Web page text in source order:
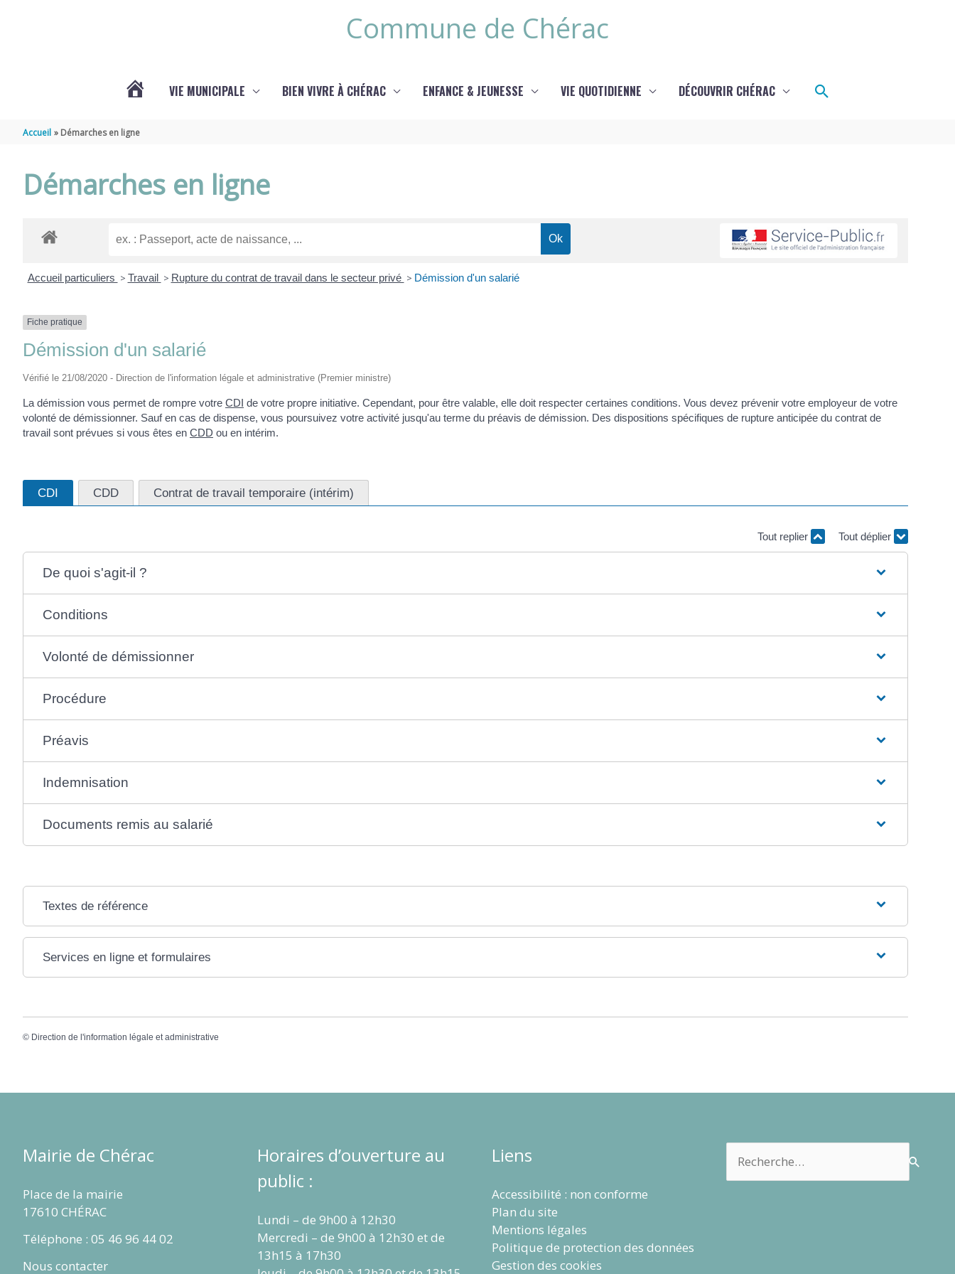
Commune de Chérac
VIE MUNICIPALE BIEN VIVRE À CHÉRAC ENFANCE & JEUNESSE VIE QUOTIDIENNE DÉCOUVRIR CHÉRAC Rechercher
Accueil Démarches en ligne
Démarches en ligne
Accueil particuliers > Travail > Rupture du contrat de travail dans le secteur privé > Démission d'un salarié
Fiche pratique
Démission d'un salarié
Vérifié le 21/08/2020 - Direction de l'information légale et administrative (Premier ministre)
La démission vous permet de rompre votre CDI de votre propre initiative. Cependant, pour être valable, elle doit respecter certaines conditions. Vous devez prévenir votre employeur de votre
volonté de démissionner. Sauf en cas de dispense, vous poursuivez votre activité jusqu'au terme du préavis de démission. Des dispositions spécifiques de rupture anticipée du contrat de
travail sont prévues si vous êtes en CDD ou en intérim.
CDI CDD Contrat de travail temporaire (intérim)
Tout replier Tout déplier
De quoi s'agit-il ?
Conditions
Volonté de démissionner
Procédure
Préavis
Indemnisation
Documents remis au salarié
Textes de référence
Services en ligne et formulaires
© Direction de l'information légale et administrative
Mairie de Chérac
Place de la mairie
17610 CHÉRAC
Téléphone : 05 46 96 44 02
Nous contacter
Horaires d’ouverture au
public :
Lundi – de 9h00 à 12h30
Mercredi – de 9h00 à 12h30 et de
13h15 à 17h30
Liens
Accessibilité : non conforme
Plan du site
Mentions légales
Politique de protection des données
Gestion des cookies